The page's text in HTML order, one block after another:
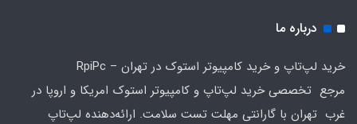
درباره ما
خرید لپ‌تاپ و خرید کامپیوتر استوک در تهران – RpiPc
مرجع تخصصی خرید لپ‌تاپ و کامپیوتر استوک امریکا و اروپا در
غرب تهران با گارانتی مهلت تست سلامت. ارائه‌دهنده لپ‌تاپ